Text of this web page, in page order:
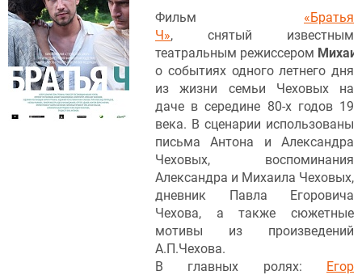
Фильм «Братья
Ч», снятый известным
театральным режиссером
о событиях одного летнего дня
из жизни семьи Чеховых на
даче в середине 80-х годов 19
века. В сценарии использованы
письма Антона и Александра
Чеховых, воспоминания
Александра и Михаила Чеховых,
дневник Павла Егоровича
Чехова, а также сюжетные
мотивы из произведений
А.П.Чехова.
В главных ролях: Егор